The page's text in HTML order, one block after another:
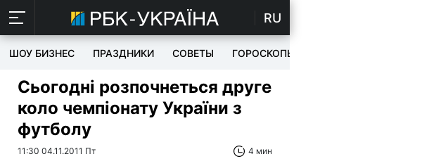
RU
ШОУ БИЗНЕС ПРАЗДНИКИ СОВЕТЫ ГОРОСКОПЫ
Сьогодні розпочнеться друге
коло чемпіонату України з
футболу
11:30 04.11.2011 Пт 4 мин